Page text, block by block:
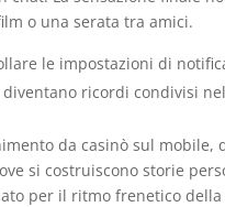
o una serata tra amici.
le impostazioni di
ricordi condivisi
da casinò sul
si costruiscono storie
per il ritmo frenetico